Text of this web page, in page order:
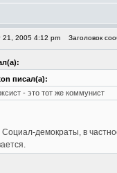
21, 2005 4:12 pm Заголовок
писал(а):
- это тот же коммунист
демократы, в